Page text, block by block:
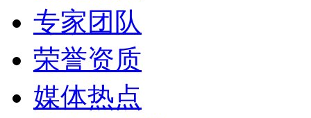
专家团队
荣誉资质
媒体热点